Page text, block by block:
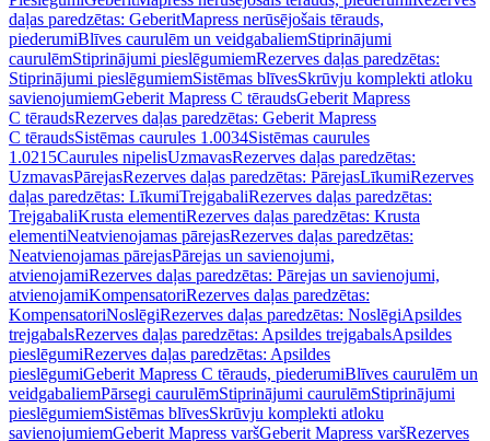
daļas paredzētas: GeberitMapress nerūsējošais tērauds,
piederumiBlīves caurulēm un veidgabaliemStiprinājumi
caurulēmStiprinājumi pieslēgumiemRezerves daļas paredzētas:
Stiprinājumi pieslēgumiemSistēmas blīvesSkrūvju komplekti atloku
savienojumiemGeberit Mapress C tēraudsGeberit Mapress
C tēraudsRezerves daļas paredzētas: Geberit Mapress
C tēraudsSistēmas caurules 1.0034Sistēmas caurules
1.0215Caurules nipelisUzmavasRezerves daļas paredzētas:
UzmavasPārejasRezerves daļas paredzētas: PārejasLīkumiRezerves
daļas paredzētas: LīkumiTrejgabaliRezerves daļas paredzētas:
TrejgabaliKrusta elementiRezerves daļas paredzētas: Krusta
elementiNeatvienojamas pārejasRezerves daļas paredzētas:
Neatvienojamas pārejasPārejas un savienojumi,
atvienojamiRezerves daļas paredzētas: Pārejas un savienojumi,
atvienojamiKompensatoriRezerves daļas paredzētas:
KompensatoriNoslēgiRezerves daļas paredzētas: NoslēgiApsildes
trejgabalsRezerves daļas paredzētas: Apsildes trejgabalsApsildes
pieslēgumiRezerves daļas paredzētas: Apsildes
pieslēgumiGeberit Mapress C tērauds, piederumiBlīves caurulēm un
veidgabaliemPārsegi caurulēmStiprinājumi caurulēmStiprinājumi
pieslēgumiemSistēmas blīvesSkrūvju komplekti atloku
savienojumiemGeberit Mapress varšGeberit Mapress varšRezerves